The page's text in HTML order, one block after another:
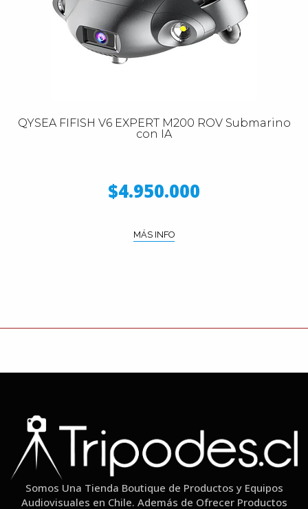
QYSEA FIFISH V6 EXPERT M200 ROV Submarino
con IA
$4.950.000
MÁS INFO
Somos Una Tienda Boutique de Productos y Equipos
Audiovisuales en Chile. Además de Ofrecer Productos